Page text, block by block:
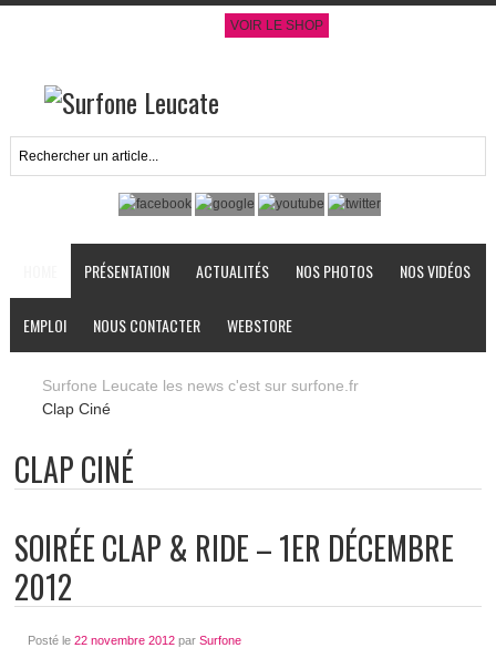
VOIR LE SHOP
PRÉSENTATION ACTUALITÉS NOS PHOTOS NOS VIDÉOS
EMPLOI NOUS CONTACTER WEBSTORE
Surfone Leucate les news c'est sur surfone.fr
Clap Ciné
CLAP CINÉ
SOIRÉE CLAP & RIDE – 1ER DÉCEMBRE
2012
Posté le 22 novembre 2012par Surfone